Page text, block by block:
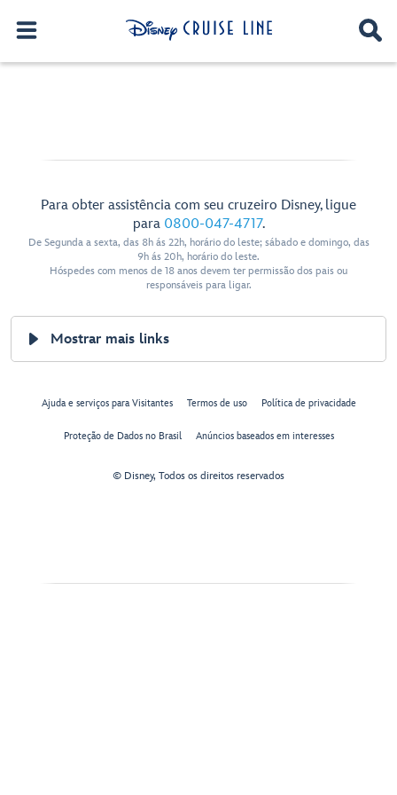
Para obter assistência com seu cruzeiro Disney, ligue
para 0800-047-4717.
De Segunda a sexta, das 8h ás 22h, horário do leste; sábado e domingo, das
9h ás 20h, horário do leste.
Hóspedes com menos de 18 anos devem ter permissão dos pais ou
responsáveis para ligar.
Mostrar mais links
Ajuda e serviços para Visitantes Termos de uso Política de privacidade
Proteção de Dados no Brasil Anúncios baseados em interesses
© Disney, Todos os direitos reservados